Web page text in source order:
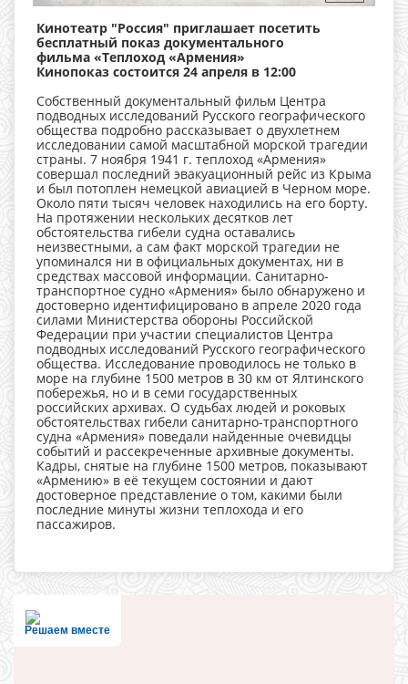
Кинотеатр "Россия" приглашает посетить
бесплатный показ документального
фильма «Теплоход «Армения»
Кинопоказ состоится 24 апреля в 12:00
Собственный документальный фильм Центра
подводных исследований Русского географического
общества подробно рассказывает о двухлетнем
исследовании самой масштабной морской трагедии
страны. 7 ноября 1941 г. теплоход «Армения»
совершал последний эвакуационный рейс из Крыма
и был потоплен немецкой авиацией в Черном море.
Около пяти тысяч человек находились на его борту.
На протяжении нескольких десятков лет
обстоятельства гибели судна оставались
неизвестными, а сам факт морской трагедии не
упоминался ни в официальных документах, ни в
средствах массовой информации. Санитарно-
транспортное судно «Армения» было обнаружено и
достоверно идентифицировано в апреле 2020 года
силами Министерства обороны Российской
Федерации при участии специалистов Центра
подводных исследований Русского географического
общества. Исследование проводилось не только в
море на глубине 1500 метров в 30 км от Ялтинского
побережья, но и в семи государственных
российских архивах. О судьбах людей и роковых
обстоятельствах гибели санитарно-транспортного
судна «Армения» поведали найденные очевидцы
событий и рассекреченные архивные документы.
Кадры, снятые на глубине 1500 метров, показывают
«Армению» в её текущем состоянии и дают
достоверное представление о том, какими были
последние минуты жизни теплохода и его
пассажиров.
Решаем вместе